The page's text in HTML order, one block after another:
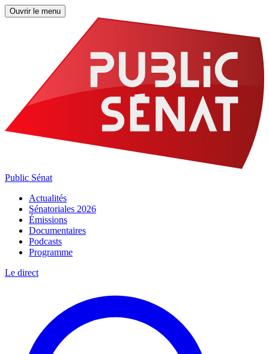
Ouvrir le menu
Public Sénat
Actualités
Sénatoriales 2026
Émissions
Documentaires
Podcasts
Programme
Le direct